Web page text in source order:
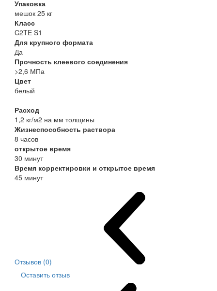
Упаковка
мешок 25 кг
Класс
C2TE S1
Для крупного формата
Да
Прочность клеевого соединения
>2,6 МПа
Цвет
белый
Расход
1,2 кг/м2 на мм толщины
Жизнеспособность раствора
8 часов
открытое время
30 минут
Время корректировки и открытое время
45 минут
Отзывов (0)
Оставить отзыв